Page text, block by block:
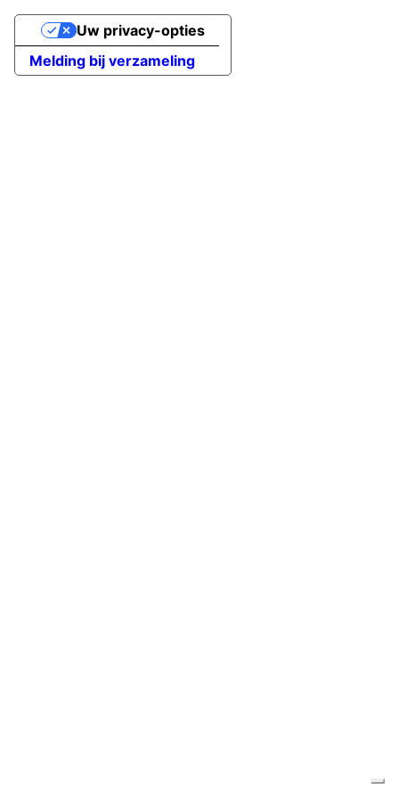
Melding bij verzameling
Uw privacy-opties